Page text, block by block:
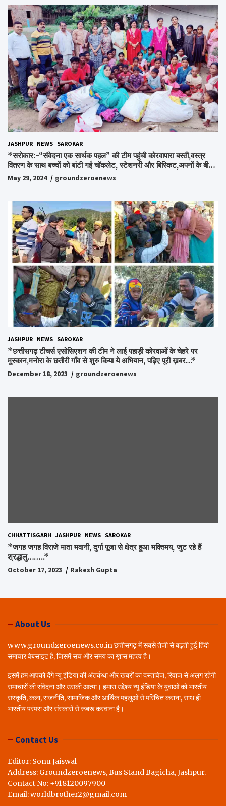
JASHPUR NEWS SAROKAR
*सरोकार:-“संवेदना एक सार्थक पहल” की टीम पहुंची कोरवापारा बस्ती,वस्त्र
वितरण के साथ बच्चों को बांटी गई चॉकलेट, स्टेशनरी और बिस्किट,अपनों के बीच
अपनों को पाकर भाव विभोर हुए लोग,संवेदना समूह के संस्थापक स्व.विश्वबंधु को
किया गया याद,समाजसेवी और समूह के लोगों ने रखी अपनी राय,कहा स्व.शर्मा के
May 29, 2024 groundzeroenews
JASHPUR NEWS SAROKAR
*छत्तीसगढ़ टीचर्स एसोसिएशन की टीम ने लाई पहाड़ी कोरवाओं के चेहरे पर
मुस्कान,मनोरा के छतौरी गाँव से शुरु किया ये अभियान, पढ़िए पूरी ख़बर…*
December 18, 2023 groundzeroenews
CHHATTISGARH JASHPUR NEWS SAROKAR
*जगह जगह विराजे माता भवानी, दुर्गा पूजा से क्षेत्र हुआ भक्तिमय, जुट रहे हैं
श्रद्धालु……..*
October 17, 2023 Rakesh Gupta
About Us
www.groundzeroenews.co.in छत्तीसगढ़ में सबसे तेजी से बढ़ती हुई हिंदी
समाचार वेबसाइट है, जिसमें सच और समय का ख़ास महत्व है।
इसमें हम आपको देंगे न्यू इंडिया की अंतर्कथा और खबरों का दस्तावेज, रिवाज से अलग रहेगी
समाचारों की संवेदना और उसकी आत्मा। हमारा उद्देश्य न्यू इंडिया के युवाओं को भारतीय
संस्कृति, कला, राजनीति, सामाजिक और आर्थिक पहलुओं से परिचित कराना, साथ ही
भारतीय परंपरा और संस्कारों से रूबरू करवाना है।
Contact Us
Editor: Sonu Jaiswal
Address: Groundzeroenews, Bus Stand Bagicha, Jashpur.
Contact No: +918120097900
Email: worldbrother2@gmail.com